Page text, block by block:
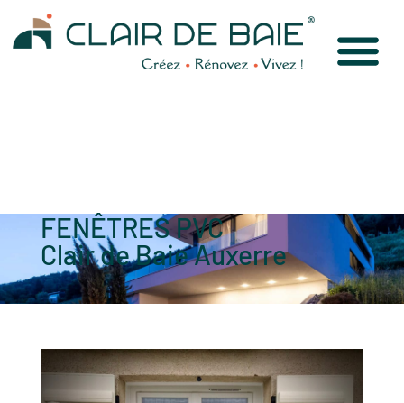
FENÊTRES PVC
Clair de Baie Auxerre